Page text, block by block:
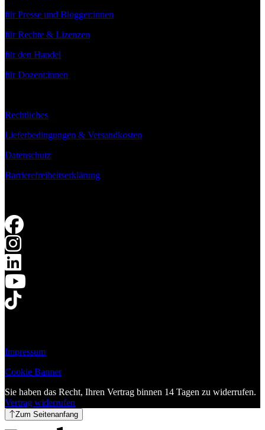
für Presse und Blogger:innen
für Rechte & Lizenzen
für den Handel
für Dozent:innen
Rechtliches
Lieferbedingungen & Versandkosten
Datenschutz
Barrierefreiheitserklärung
Impressum
Cookie Banner
Sie haben das Recht, Ihren Vertrag binnen 14 Tagen zu widerrufen.
Vertrag widerrufen
Zum Seitenanfang